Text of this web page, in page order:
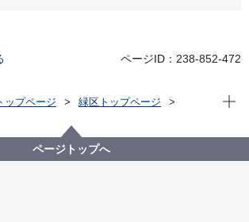
ページID：238-852-472
ップページ
緑区トップページ
】三保地区ウォークラリー大会に参加しまし
現在
ページトップへ